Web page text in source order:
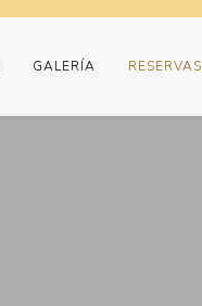
GALERÍA RESERVAS